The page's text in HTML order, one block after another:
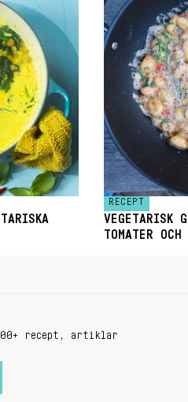
RECEPT
VEGETARISK
TOMATER OCH
recept, artiklar